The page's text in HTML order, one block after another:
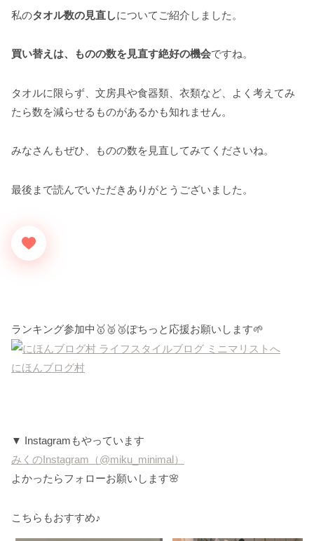
私のタオル数の見直しについてご紹介しました。
買い替えは、ものの数を見直す絶好の機会ですね。
タオルに限らず、文房具や食器類、衣類など、よく考えてみ
たら数を減らせるものがあるかも知れません。
みなさんもぜひ、ものの数を見直してみてくださいね。
最後まで読んでいただきありがとうございました。
ランキング参加中🥇🥈🥉ぽちっと応援お願いします🌱
にほんブログ村
▼ Instagramもやっています
みくのInstagram（@miku_minimal）
よかったらフォローお願いします🌸
こちらもおすすめ♪